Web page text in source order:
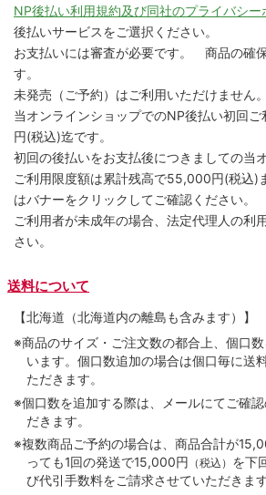
NP後払い利用規約及び同社のプライバシー
後払いサービスをご選択ください。
お支払いには審査が必要です。 商品の確
す。
未発売（ご予約）はご利用いただけません。
当オンラインショップでのNP後払い初回
円(税込)迄です。
初回の後払いをお支払後につきましての当
ご利用限度額は累計残高で55,000円(税込)
はバナーをクリックしてご確認ください。
ご利用者が未成年の場合、法定代理人の利
さい。
送料について
【北海道（北海道内の離島も含みます）】
※商品のサイズ・ご注文数の都合上、個口
います。個口数追加の場合は個口毎に送
ただきます。
※個口数を追加する際は、メールにてご確
だきます。
※複数商品ご予約の場合は、商品合計が
っても1回の発送で15,000円
（税込） を下
び代引手数料をご請求させていただきます